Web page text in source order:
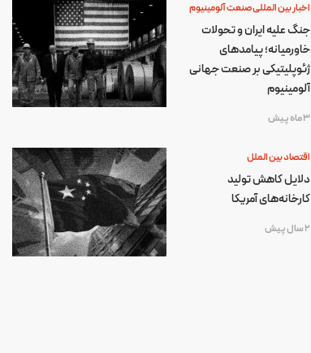
اخبار بین المللی صنعت آلومینیوم
جنگ علیه ایران و تحولات
خاورمیانه؛ پیامدهای
ژئوپلیتیکی بر صنعت جهانی
آلومینیوم
3 ماه پیش
اقتصاد بین الملل
دلایل کاهش تولید
کارخانه‌های آمریکا
2 سال پیش